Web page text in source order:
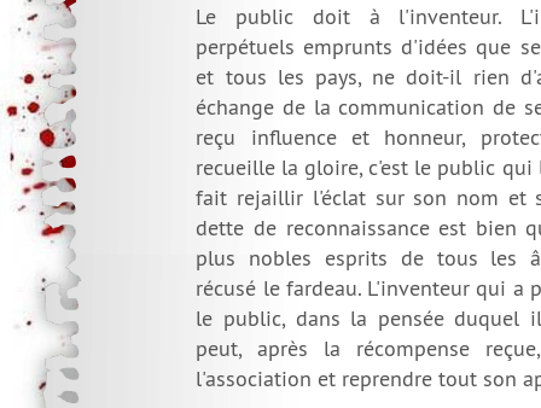
Le public doit à l'inventeur.
perpétuels emprunts d'idées que
et tous les pays, ne doit-il rien
échange de la communication de
reçu influence et honneur,
recueille la gloire, c'est le public
fait rejaillir l'éclat sur son nom et
dette de reconnaissance est bien
plus nobles esprits de tous les
récusé le fardeau. L'inventeur qui a
le public, dans la pensée duquel
peut, après la récompense
l'association et reprendre tout son